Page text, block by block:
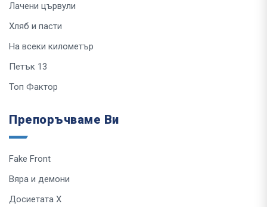
Лачени цървули
Хляб и пасти
На всеки километър
Петък 13
Топ Фактор
Препоръчваме Ви
Fake Front
Вяра и демони
Досиетата Х